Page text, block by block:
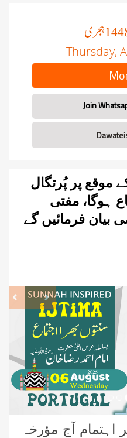
ہجری
Thursday,
پر پُرتگال
ہوگا، مفتی
فرمائیں گے
Next
آج مؤرخہ